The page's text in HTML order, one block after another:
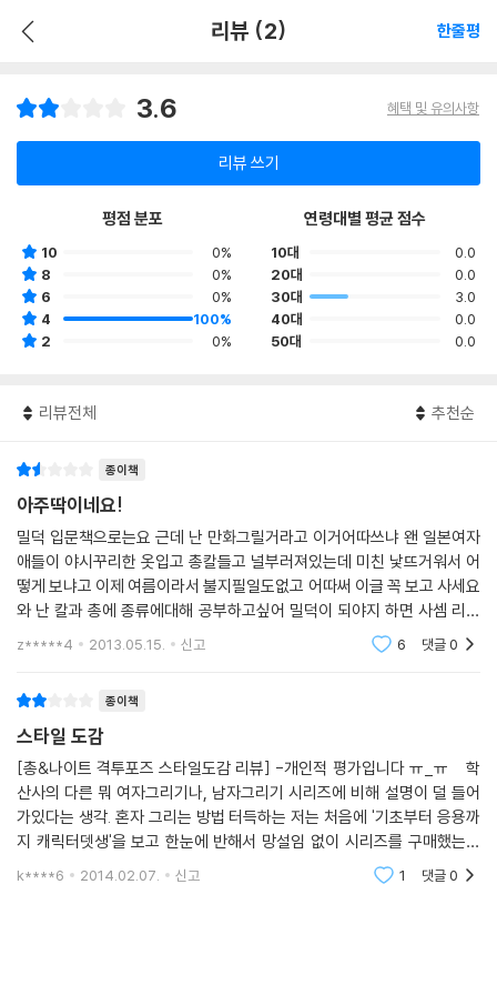
리뷰 (2) 한줄평
3.6 혜택 및 유의사항
리뷰 쓰기
평점 분포
10
0%
8
0%
6
0%
4
100%
2
0%
연령대별 평균 점수
10대
0.0
20대
0.0
30대
3.0
40대
0.0
50대
0.0
리뷰전체 추천순
종이책
아주딱이네요!
밀덕 입문책으로는요 근데 난 만화그릴거라고 이거어따쓰냐 왠 일본여자
애들이 야시꾸리한 옷입고 총칼들고 널부러져있는데 미친 낯뜨거워서 어
떻게 보냐고 이제 여름이라서 불지필일도없고 어따써 이글 꼭 보고 사세요
와 난 칼과 총에 종류에대해 공부하고싶어 밀덕이 되야지 하면 사셈 리얼
만화그린다고 삿다간 냄비받침용으로도 안씀 냄비로 받치다가 책펴지면
z*****4 2013.05.15. 신고 6 댓글0
종이책
스타일 도감
[총&나이트 격투포즈 스타일도감 리뷰] -개인적 평가입니다 ㅠ_ㅠ 학
산사의 다른 뭐 여자그리기나, 남자그리기 시리즈에 비해 설명이 덜 들어
가있다는 생각. 혼자 그리는 방법 터득하는 저는 처음에 '기초부터 응용까
지 캐릭터뎃생'을 보고 한눈에 반해서 망설임 없이 시리즈를 구매했는데
제가 실수 ㅠㅠ 스타일 도감은 정말 스타일 도감이더라구요 ㅠㅠ 대부분
k****6 2014.02.07. 신고 1 댓글0